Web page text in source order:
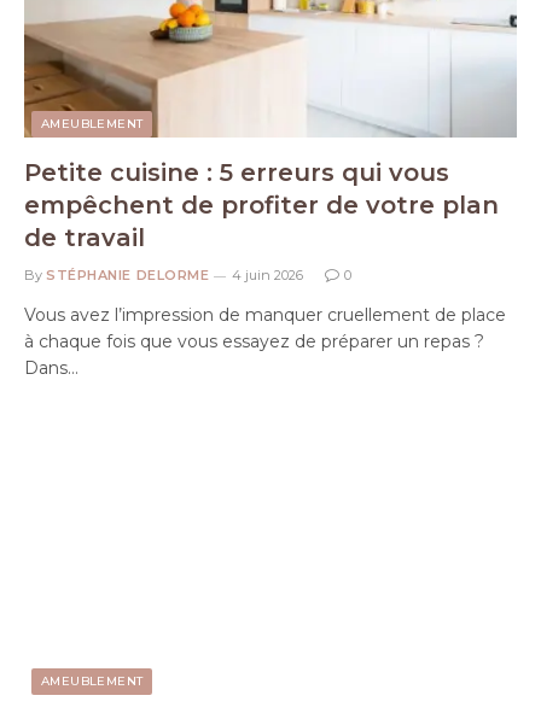
AMEUBLEMENT
Petite cuisine : 5 erreurs qui vous
empêchent de profiter de votre plan
de travail
By STÉPHANIE DELORME 4 juin 2026 0
Vous avez l’impression de manquer cruellement de place
à chaque fois que vous essayez de préparer un repas ?
Dans…
AMEUBLEMENT